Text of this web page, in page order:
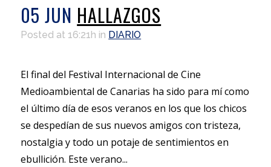
05 JUN HALLAZGOS
Posted at 16:21h in DIARIO
El final del Festival Internacional de Cine
Medioambiental de Canarias ha sido para mí como
el último día de esos veranos en los que los chicos
se despedían de sus nuevos amigos con tristeza,
nostalgia y todo un potaje de sentimientos en
ebullición. Este verano...